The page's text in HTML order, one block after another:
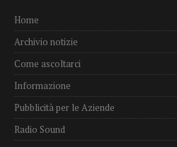
Home
Archivio notizie
Come ascoltarci
Informazione
Pubblicità per le Aziende
Radio Sound